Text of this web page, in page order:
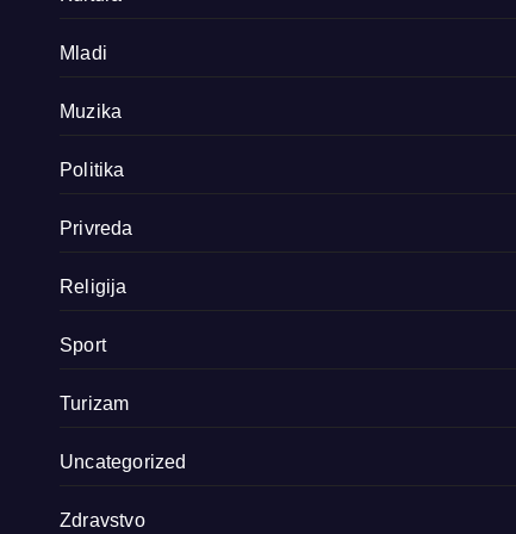
Mladi
Muzika
Politika
Privreda
Religija
Sport
Turizam
Uncategorized
Zdravstvo